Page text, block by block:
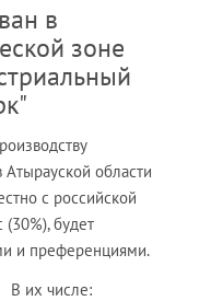
в
зоне
Атырауской области
с российской
будет
и преференциями.
В их числе: